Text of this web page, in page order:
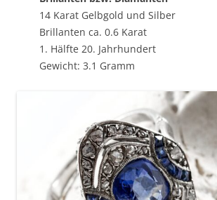
14 Karat Gelbgold und Silber
Brillanten ca. 0.6 Karat
1. Hälfte 20. Jahrhundert
Gewicht: 3.1 Gramm